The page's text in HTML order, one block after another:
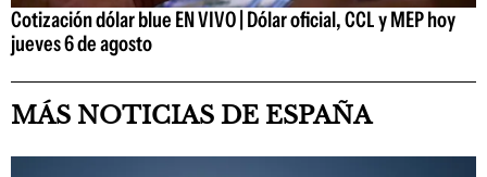
Cotización dólar blue EN VIVO | Dólar oficial, CCL y MEP hoy
jueves 6 de agosto
MÁS NOTICIAS DE ESPAÑA